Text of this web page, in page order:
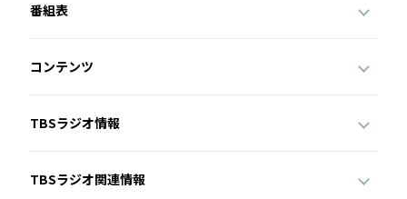
番組表
コンテンツ
TBSラジオ情報
TBSラジオ関連情報